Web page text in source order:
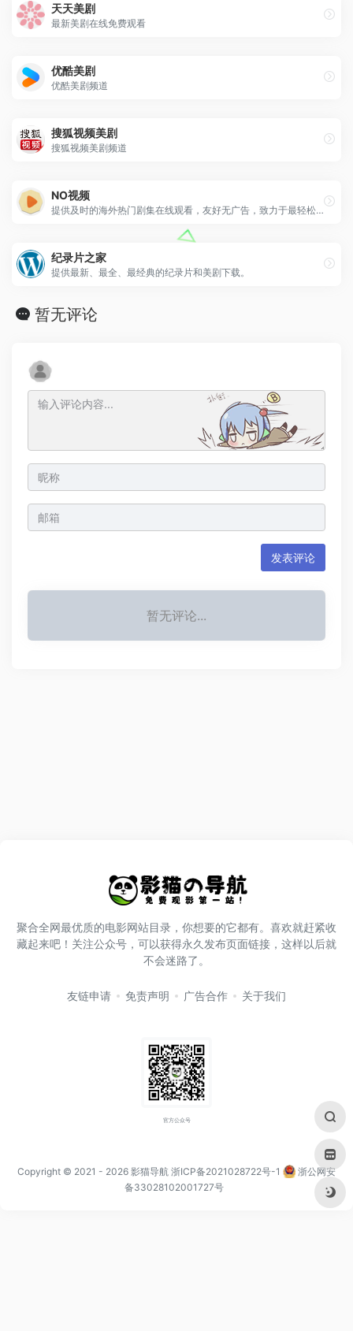
天天美剧
最新美剧在线免费观看
优酷美剧
优酷美剧频道
搜狐视频美剧
搜狐视频美剧频道
NO视频
提供及时的海外热门剧集在线观看，友好无广告，致力于最轻松的追剧体验。
纪录片之家
提供最新、最全、最经典的纪录片和美剧下载。
暂无评论
发表评论
暂无评论...
聚合全网最优质的电影网站目录，你想要的它都有。喜欢就赶紧收
藏起来吧！关注公众号，可以获得永久发布页面链接，这样以后就
不会迷路了。
友链申请 免责声明 广告合作 关于我们
官方公众号
Copyright © 2021 - 2026 影猫导航 浙ICP备2021028722号-1
浙公网安
备33028102001727号